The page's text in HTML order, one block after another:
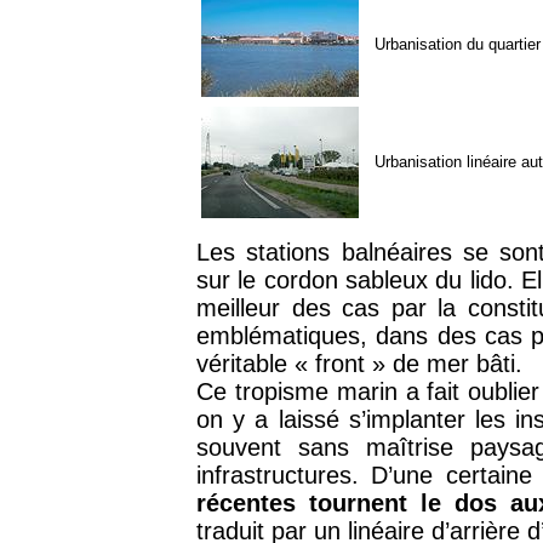
Urbanisation du
Urbanisation linéaire
Les stations balnéaires se
sur le cordon sableux du lido.
meilleur des cas par la
emblématiques, dans des cas
véritable « front » de mer bâti.
Ce tropisme marin a fait
on y a laissé s’implanter les
souvent sans maîtrise
infrastructures. D’une
récentes tournent le dos
traduit par un linéaire d’arrière